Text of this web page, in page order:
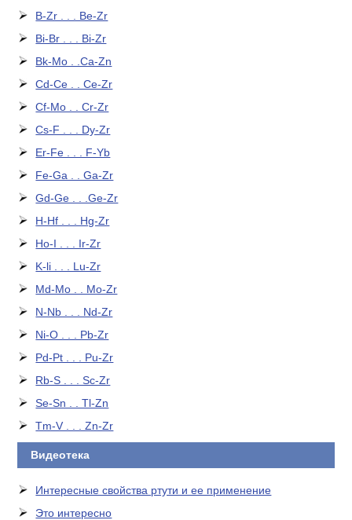
B-Zr . . . Be-Zr
Bi-Br . . . Bi-Zr
Bk-Mo . .Ca-Zn
Cd-Ce . . Ce-Zr
Cf-Mo . . Cr-Zr
Cs-F . . . Dy-Zr
Er-Fe . . . F-Yb
Fe-Ga . . Ga-Zr
Gd-Ge . . .Ge-Zr
H-Hf . . . Hg-Zr
Ho-I . . . Ir-Zr
K-li . . . Lu-Zr
Md-Mo . . Mo-Zr
N-Nb . . . Nd-Zr
Ni-O . . . Pb-Zr
Pd-Pt . . . Pu-Zr
Rb-S . . . Sc-Zr
Se-Sn . . Tl-Zn
Tm-V . . . Zn-Zr
Видеотека
Интересные свойства ртути и ее применение
Это интересно